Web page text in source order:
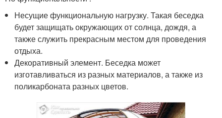
Несущие функциональную нагрузку. Такая беседка
будет защищать окружающих от солнца, дождя, а
также служить прекрасным местом для проведения
отдыха.
Декоративный элемент. Беседка может
изготавливаться из разных материалов, а также из
поликарбоната разных цветов.